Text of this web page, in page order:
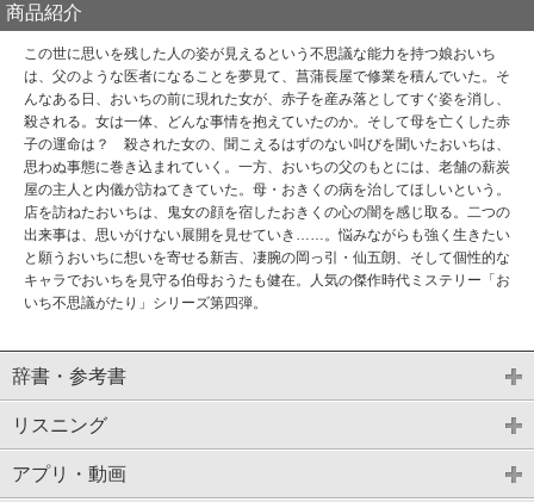
商品紹介
この世に思いを残した人の姿が見えるという不思議な能力を持つ娘おいち
は、父のような医者になることを夢見て、菖蒲長屋で修業を積んでいた。そ
んなある日、おいちの前に現れた女が、赤子を産み落としてすぐ姿を消し、
殺される。女は一体、どんな事情を抱えていたのか。そして母を亡くした赤
子の運命は？ 殺された女の、聞こえるはずのない叫びを聞いたおいちは、
思わぬ事態に巻き込まれていく。一方、おいちの父のもとには、老舗の薪炭
屋の主人と内儀が訪ねてきていた。母・おきくの病を治してほしいという。
店を訪ねたおいちは、鬼女の顔を宿したおきくの心の闇を感じ取る。二つの
出来事は、思いがけない展開を見せていき……。悩みながらも強く生きたい
と願うおいちに想いを寄せる新吉、凄腕の岡っ引・仙五朗、そして個性的な
キャラでおいちを見守る伯母おうたも健在。人気の傑作時代ミステリー「お
いち不思議がたり」シリーズ第四弾。
辞書・参考書
リスニング
アプリ・動画